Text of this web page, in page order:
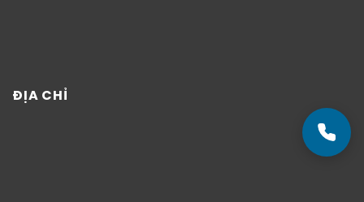
ĐỊA CHỈ